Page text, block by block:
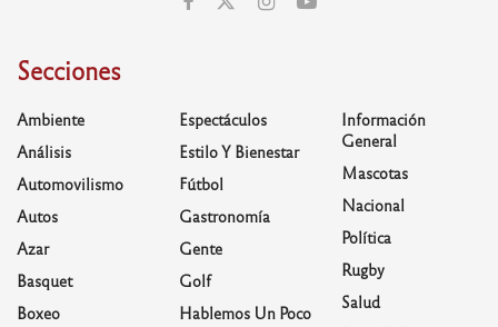
Secciones
Ambiente
Análisis
Automovilismo
Autos
Azar
Basquet
Boxeo
Espectáculos
Estilo Y Bienestar
Fútbol
Gastronomía
Gente
Golf
Hablemos Un Poco
Información
General
Mascotas
Nacional
Política
Rugby
Salud